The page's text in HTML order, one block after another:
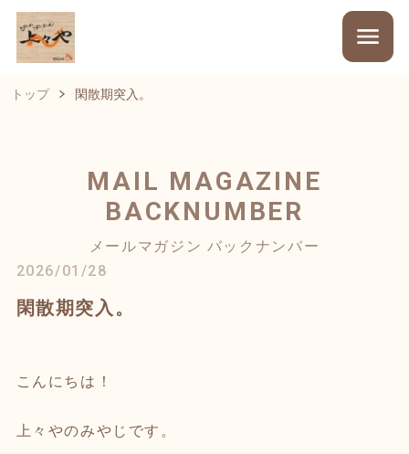
トップ 閑散期突入。
MAIL MAGAZINE
BACKNUMBER
メールマガジン バックナンバー
2026/01/28
閑散期突入。
こんにちは！
上々やのみやじです。